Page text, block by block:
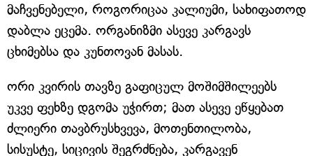
მაჩვენებელი, როგორიცაა კალიუმი, სახიფათოდ
დაბლა ეცემა. ორგანიზმი ასევე კარგავს
ცხიმებსა და კუნთოვან მასას.
ორი კვირის თავზე გაფიცულ მოშიმშილეებს
უკვე ფეხზე დგომა უჭირთ; მათ ასევე ეწყებათ
ძლიერი თავბრუსხვევა, მოთენთილობა,
სისუსტე, სიცივის შეგრძნება, კარგავენ